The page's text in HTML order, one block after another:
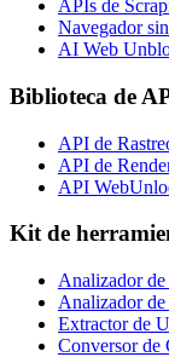
APIs de
Navegador
AI Web
Biblioteca de
API de
API de
API
Kit de
Analizador
Analizador
Extractor de
Conversor de